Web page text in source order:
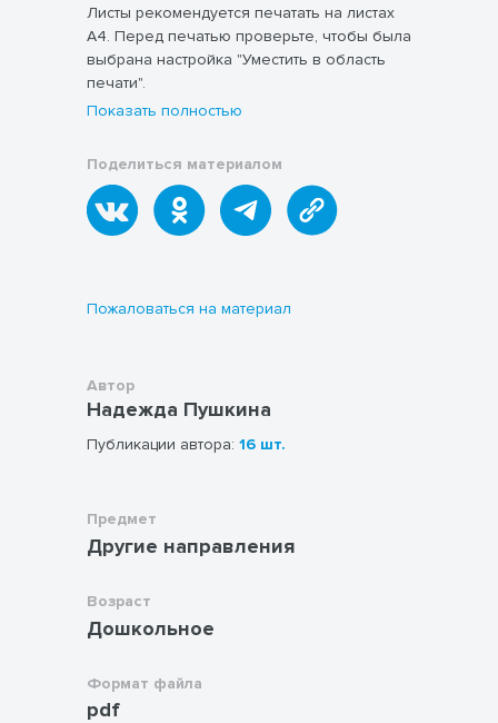
тетрадям в крупную клетку,
рекомендуемым для дошкольников.
Листы рекомендуется печатать на листах
А4. Перед печатью проверьте, чтобы была
выбрана настройка "Уместить в область
печати".
Показать полностью
Поделиться материалом
Пожаловаться на материал
Автор
Надежда Пушкина
Публикации автора: 16 шт.
Предмет
Другие направления
Возраст
Дошкольное
Формат файла
pdf